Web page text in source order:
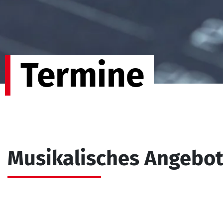
Termine
Musikalisches Angebot